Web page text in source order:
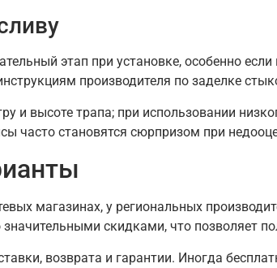
этап при установке, особенно
производителя по заделке
и высоте трапа; при использовании
часто становятся сюрпризом при
магазинах, у региональных
скидками, что позволяет
возврата и гарантии. Иногда